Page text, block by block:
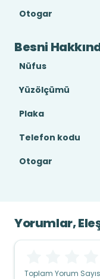
Otogar
Besni
Nüfus
Yüzölçümü
Plaka
Telefon kodu
Otogar
Yorumlar,
Toplam Yorum